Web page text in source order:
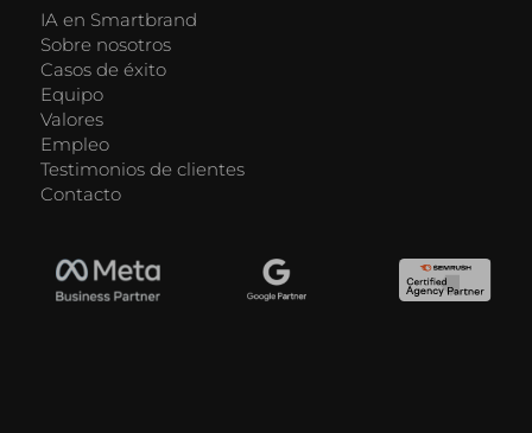
IA en Smartbrand
Sobre nosotros
Casos de éxito
Equipo
Valores
Empleo
Testimonios de clientes
Contacto